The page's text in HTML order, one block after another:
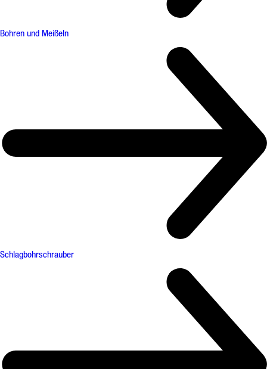
Bohren und Meißeln
Schlagbohrschrauber